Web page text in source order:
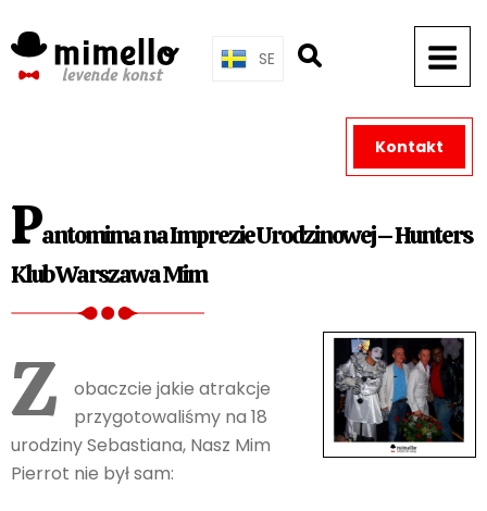
to
content
SE
Pantomima na Imprezie Urodzinowej – Hunters
Klub Warszawa Mim
Z
obaczcie jakie atrakcje
przygotowaliśmy na 18
urodziny Sebastiana, Nasz Mim
Pierrot nie był sam:
Kontakt